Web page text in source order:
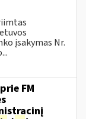
įsakymas Nr.
FM